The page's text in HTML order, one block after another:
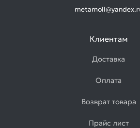
Клиентам
Доставка
Оплата
Возврат товара
Прайс лист